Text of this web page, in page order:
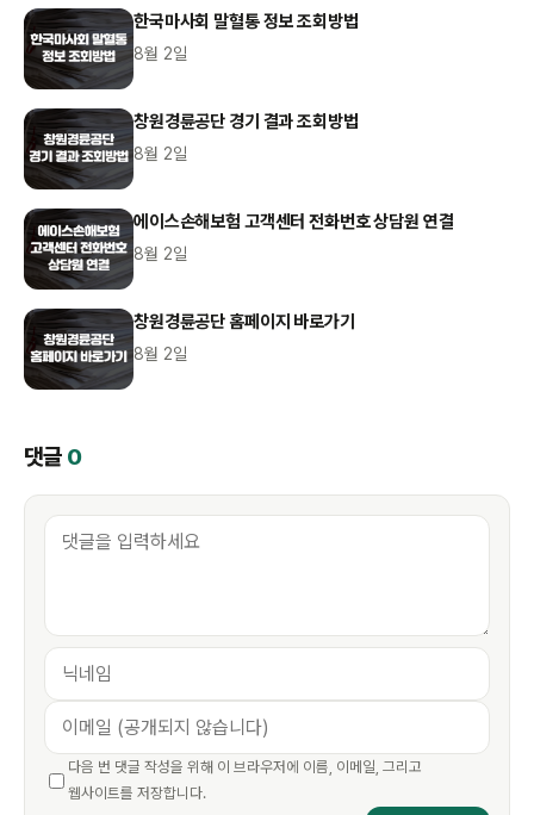
한국마사회 말혈통 정보 조회방법
8월 2일
창원경륜공단 경기 결과 조회방법
8월 2일
에이스손해보험 고객센터 전화번호 상담원 연결
8월 2일
창원경륜공단 홈페이지 바로가기
8월 2일
댓글 0
다음 번 댓글 작성을 위해 이 브라우저에 이름, 이메일, 그리고
웹사이트를 저장합니다.